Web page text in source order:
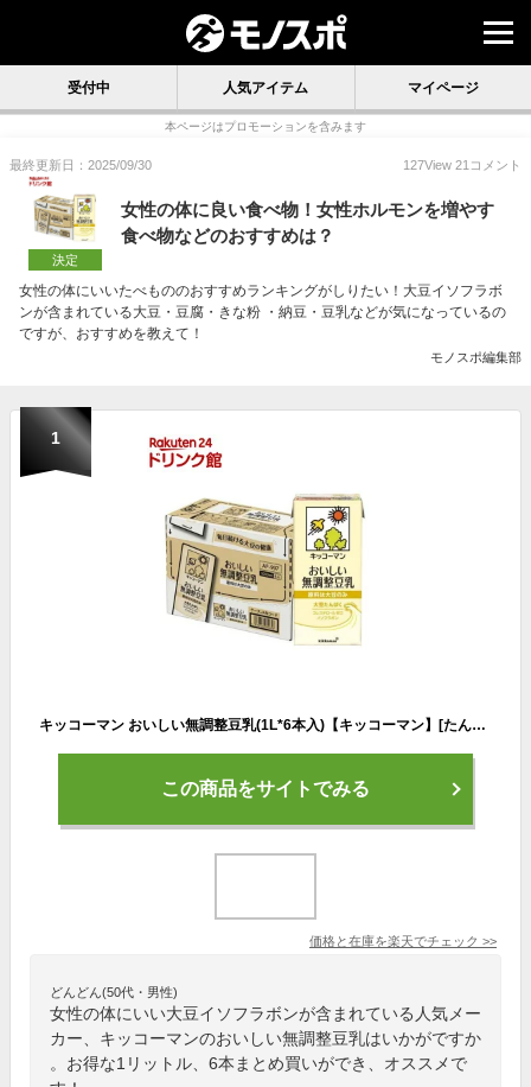
受付中 人気アイテム マイページ
本ページはプロモーションを含みます
最終更新日：2025/09/30 127View 21 コメント
決定
女性の体に良い食べ物！女性ホルモンを増やす
食べ物などのおすすめは？
女性の体にいいたべもののおすすめランキングがしりたい！大豆イソフラボ
ンが含まれている大豆・豆腐・きな粉 ・納豆・豆乳などが気になっているの
ですが、おすすめを教えて！
モノスポ編集部
1
キッコーマン おいしい無調整豆乳(1L*6本入)【キッコーマン】[たんぱく質]
この商品をサイトでみる
価格と在庫を楽天でチェック >>
どんどん(50代・男性)
女性の体にいい大豆イソフラボンが含まれている人気メー
カー、キッコーマンのおいしい無調整豆乳はいかがですか
。お得な1リットル、6本まとめ買いができ、オススメで